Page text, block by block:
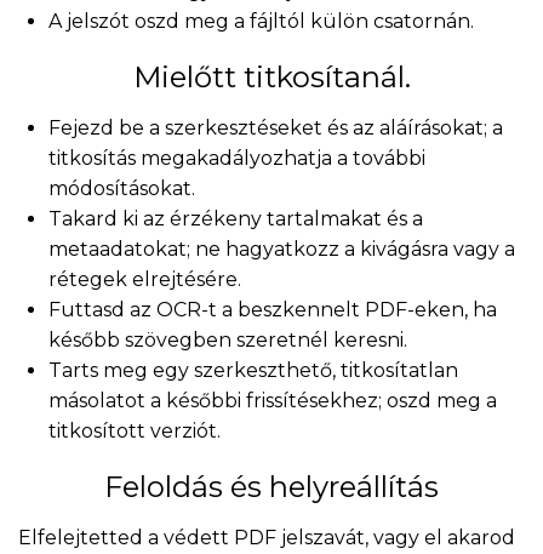
A jelszót oszd meg a fájltól külön csatornán.
Mielőtt titkosítanál.
Fejezd be a szerkesztéseket és az aláírásokat; a
titkosítás megakadályozhatja a további
módosításokat.
Takard ki az érzékeny tartalmakat és a
metaadatokat; ne hagyatkozz a kivágásra vagy a
rétegek elrejtésére.
Futtasd az OCR-t a beszkennelt PDF-eken, ha
később szövegben szeretnél keresni.
Tarts meg egy szerkeszthető, titkosítatlan
másolatot a későbbi frissítésekhez; oszd meg a
titkosított verziót.
Feloldás és helyreállítás
Elfelejtetted a védett PDF jelszavát, vagy el akarod